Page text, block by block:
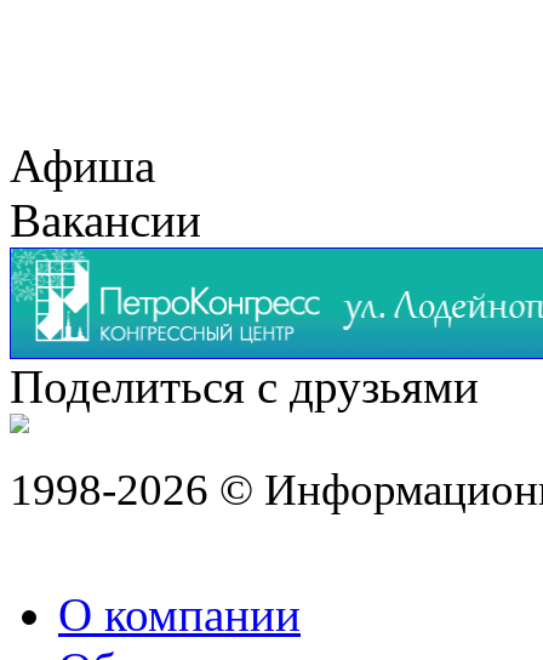
Афиша
Вакансии
Поделиться с друзьями
1998-2026 ©
О компании